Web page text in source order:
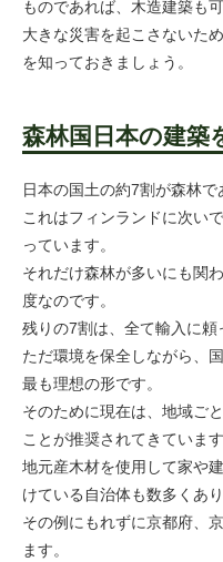
ものであれば、木造建築も可
大きな災害を起こさないた
を知っておきましょう。
森林国日本の建築
日本の国土の約7割が森林で
これはフィンランドに次い
っています。
それだけ森林が多いにも関
度なのです。
残りの7割は、全て輸入に頼
ただ環境を保全しながら、
最も理想の形です。
そのために現在は、地域ご
ことが推奨されてきています
地元産木材を使用して家や
けている自治体も数多くあり
その例にもれずに京都府、
ます。